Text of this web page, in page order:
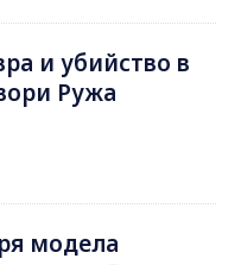
и убийство в
Ружа
модела